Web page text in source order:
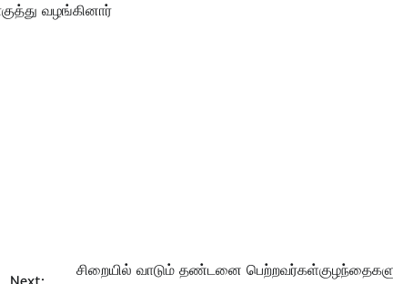
வழங்கினார்
சிறையில் வாடும் தண்டனை